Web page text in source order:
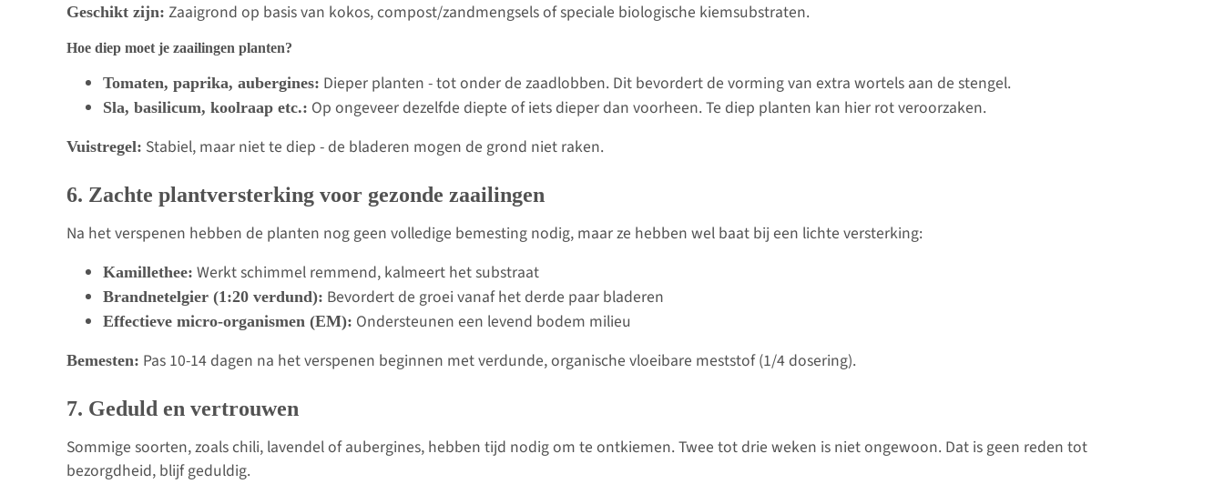
Geschikt zijn: Zaaigrond op basis van kokos, compost/zandmengsels of speciale biologische kiemsubstraten.
Hoe diep moet je zaailingen planten?
Tomaten, paprika, aubergines: Dieper planten - tot onder de zaadlobben. Dit bevordert de vorming van extra wortels aan de stengel.
Sla, basilicum, koolraap etc.: Op ongeveer dezelfde diepte of iets dieper dan voorheen. Te diep planten kan hier rot veroorzaken.
Vuistregel: Stabiel, maar niet te diep - de bladeren mogen de grond niet raken.
6. Zachte plantversterking voor gezonde zaailingen
Na het verspenen hebben de planten nog geen volledige bemesting nodig, maar ze hebben wel baat bij een lichte versterking:
Kamillethee: Werkt schimmel remmend, kalmeert het substraat
Brandnetelgier (1:20 verdund): Bevordert de groei vanaf het derde paar bladeren
Effectieve micro-organismen (EM): Ondersteunen een levend bodem milieu
Bemesten: Pas 10-14 dagen na het verspenen beginnen met verdunde, organische vloeibare meststof (1/4 dosering).
7. Geduld en vertrouwen
Sommige soorten, zoals chili, lavendel of aubergines, hebben tijd nodig om te ontkiemen. Twee tot drie weken is niet ongewoon. Dat is geen reden tot
bezorgdheid, blijf geduldig.